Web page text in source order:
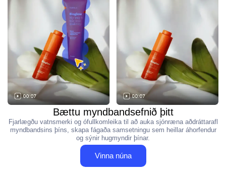
Bættu myndbandsefnið þitt
Fjarlægðu vatnsmerki og ófullkomleika til að auka sjónræna aðdráttarafl
myndbandsins þíns, skapa fágaða samsetningu sem heillar áhorfendur
og sýnir hugmyndir þínar.
Vinna núna